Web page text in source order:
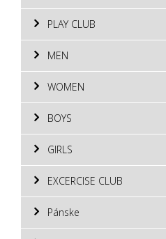
PLAY CLUB
MEN
WOMEN
BOYS
GIRLS
EXCERCISE CLUB
Pánske